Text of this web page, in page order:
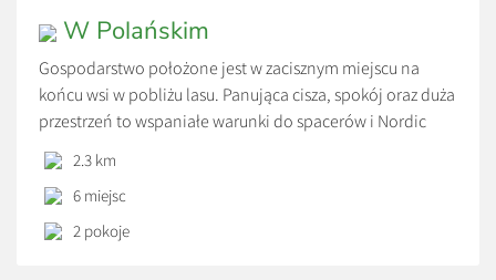
W Polańskim
Gospodarstwo położone jest w zacisznym miejscu na
końcu wsi w pobliżu lasu. Panująca cisza, spokój oraz duża
przestrzeń to wspaniałe warunki do spacerów i Nordic
Walkingu. Do dyspozycji gości przeznaczone są dwa
pokoje i 2 łazienki oraz dostęp do kuchni, w której jest
możliwość przygotowania posiłków we własnym zakresie.
Bliskość lasu i śpiew ptaków gwarantują […]
2.3 km
6 miejsc
2 pokoje